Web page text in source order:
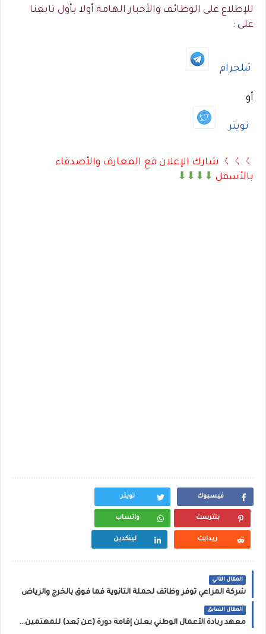
للإطلاع على الوظائف والأخبار الهامة أولا بأول تابعنا
على :
تيلجرام
أو
تويتر
ㄑㄑㄑ شارك الإعلان مع المعارف والأصدقاء
بالأسفل ⬇⬇⬇⬇
فيسبوك تويتر
بنترست واتساب
ريدايت لينكدين
المقال التالي
شركة المراعي توفر وظائف لحملة الثانوية فما فوق بالخرج والرياض
المقال السابق
معهد ريادة الأعمال الوطني يعلن إقامة دورة (عن بُعد) للمهتمين بريادة الأعمال